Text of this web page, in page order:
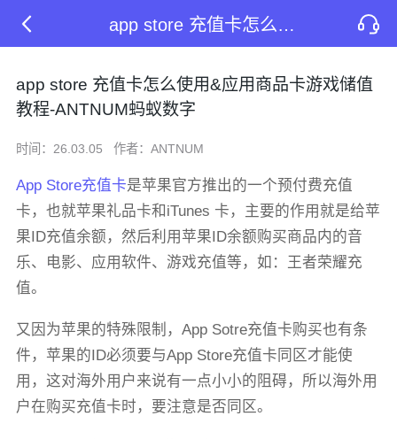
app store 充值卡怎么使用&应用商品卡游戏储值教程-ANTNUM蚂蚁数字
app store 充值卡怎么使用&应用商品卡游戏储值
教程-ANTNUM蚂蚁数字
时间：26.03.05 作者：ANTNUM
App Store充值卡是苹果官方推出的一个预付费充值
卡，也就苹果礼品卡和iTunes 卡，主要的作用就是给苹
果ID充值余额，然后利用苹果ID余额购买商品内的音
乐、电影、应用软件、游戏充值等，如：王者荣耀充
值。
又因为苹果的特殊限制，App Sotre充值卡购买也有条
件，苹果的ID必须要与App Store充值卡同区才能使
用，这对海外用户来说有一点小小的阻碍，所以海外用
户在购买充值卡时，要注意是否同区。